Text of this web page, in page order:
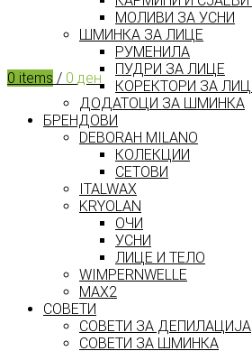
0 items / 0 ден
МОЛИВИ ЗА УСНИ
ШМИНКА ЗА ЛИЦЕ
РУМЕНИЛА
ПУДРИ ЗА ЛИЦЕ
КОРЕКТОРИ ЗА
ДОДАТОЦИ ЗА ШМИНКА
БРЕНДОВИ
DEBORAH MILANO
КОЛЕКЦИИ
СЕТОВИ
ITALWAX
KRYOLAN
ОЧИ
УСНИ
ЛИЦЕ И ТЕЛО
WIMPERNWELLE
MAX2
СОВЕТИ
СОВЕТИ ЗА ДЕПИЛАЦИЈА
СОВЕТИ ЗА ШМИНКА